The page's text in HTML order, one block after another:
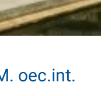
oec.int.